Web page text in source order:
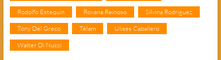
Rodolfo Estequin Roxana Reinoso Silvina Rodríguez
Tony Del Greco Télam Ulises Caballero
Walter Di Nucci